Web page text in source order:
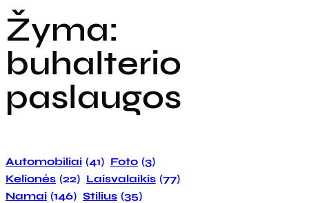
Žyma:
buhalterio
paslaugos
Automobiliai (41) Foto (3)
Kelionės (22) Laisvalaikis (77)
Namai (146) Stilius (35)